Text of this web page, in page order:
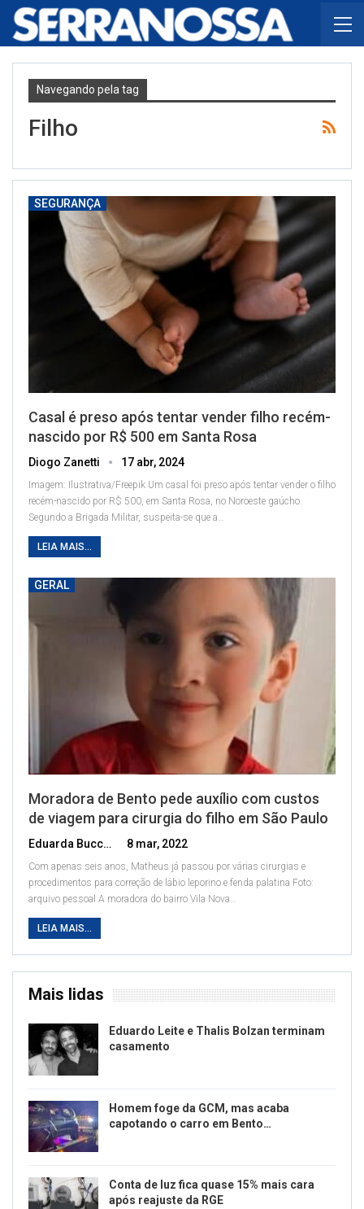
Navegando pela tag
Filho
SEGURANÇA
Casal é preso após tentar vender filho recém-
nascido por R$ 500 em Santa Rosa
Diogo Zanetti 17 abr, 2024
Imagem: Ilustrativa/Freepik Um casal foi preso após tentar vender o filho
recém-nascido por R$ 500, em Santa Rosa, no Noroeste gaúcho.
Segundo a Brigada Militar, suspeita-se que a…
LEIA MAIS...
GERAL
Moradora de Bento pede auxílio com custos
de viagem para cirurgia do filho em São Paulo
Eduarda Bucco 8 mar, 2022
Com apenas seis anos, Matheus já passou por várias cirurgias e
procedimentos para correção de lábio leporino e fenda palatina Foto:
arquivo pessoal A moradora do bairro Vila Nova…
LEIA MAIS...
Mais lidas
Eduardo Leite e Thalis Bolzan terminam
casamento
Homem foge da GCM, mas acaba
capotando o carro em Bento…
Conta de luz fica quase 15% mais cara
após reajuste da RGE